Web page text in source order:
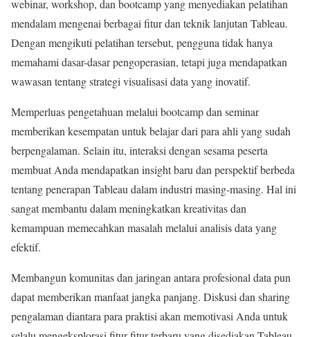
webinar, workshop, dan bootcamp yang menyediakan pelatihan
mendalam mengenai berbagai fitur dan teknik lanjutan Tableau.
Dengan mengikuti pelatihan tersebut, pengguna tidak hanya
memahami dasar-dasar pengoperasian, tetapi juga mendapatkan
wawasan tentang strategi visualisasi data yang inovatif.
Memperluas pengetahuan melalui bootcamp dan seminar
memberikan kesempatan untuk belajar dari para ahli yang sudah
berpengalaman. Selain itu, interaksi dengan sesama peserta
membuat Anda mendapatkan insight baru dan perspektif berbeda
tentang penerapan Tableau dalam industri masing-masing. Hal ini
sangat membantu dalam meningkatkan kreativitas dan
kemampuan memecahkan masalah melalui analisis data yang
efektif.
Membangun komunitas dan jaringan antara profesional data pun
dapat memberikan manfaat jangka panjang. Diskusi dan sharing
pengalaman diantara para praktisi akan memotivasi Anda untuk